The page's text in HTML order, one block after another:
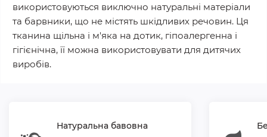
використовуються виключно натуральні матеріали
та барвники, що не містять шкідливих речовин. Ця
тканина щільна і м'яка на дотик, гіпоалергенна і
гігієнічна, її можна використовувати для дитячих
виробів.
Натуральна бавовна